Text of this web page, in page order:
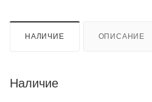
НАЛИЧИЕ ОПИСАНИЕ
Наличие